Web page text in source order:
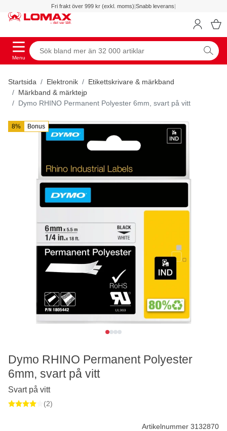
Fri frakt över 999 kr (exkl. moms)|Snabb leverans|
Menu
Startsida Elektronik
Etikettskrivare & märkband
Märkband & märktejp
Dymo RHINO Permanent Polyester 6mm, svart på vitt
8% Bonus
Artikelnummer 3132870
Dymo RHINO Permanent Polyester
6mm, svart på vitt
Svart på vitt
(2)